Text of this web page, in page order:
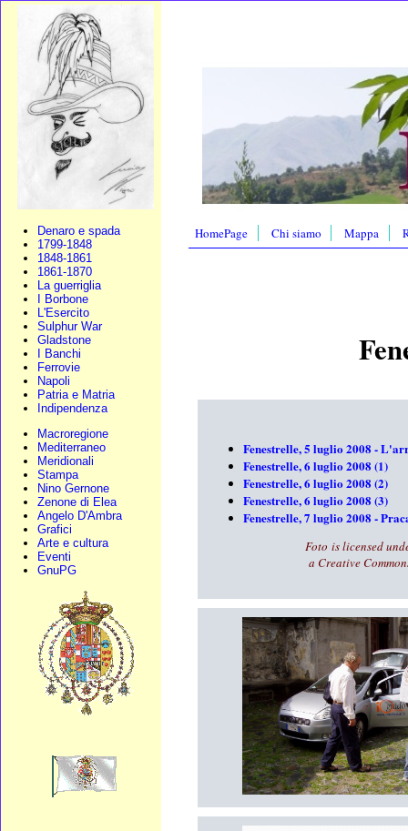
Denaro e spada
1799-1848
1848-1861
1861-1870
La guerriglia
I Borbone
L'Esercito
Sulphur War
Gladstone
I Banchi
Ferrovie
Napoli
Patria e Matria
Indipendenza
Macroregione
Mediterraneo
Meridionali
Stampa
Nino Gernone
Zenone di Elea
Angelo D'Ambra
Grafici
Arte e cultura
Eventi
GnuPG
HomePage Chi siamo Mappa
Fenestrelle, 5 luglio 2008 -
Fenestrelle, 6 luglio 2008 (1)
Fenestrelle, 6 luglio 2008 (2)
Fenestrelle, 6 luglio 2008 (3)
Fenestrelle, 7 luglio 2008 -
Foto is licensed
aCreative